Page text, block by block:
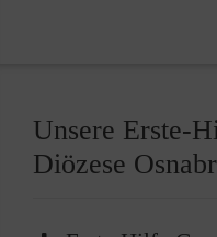
Unsere Erste-
Diözese